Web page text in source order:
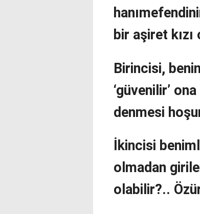
bir aşiret
Birincisi,
‘güvenilir’
denmesi
İkincisi
olmadan
olabilir?..